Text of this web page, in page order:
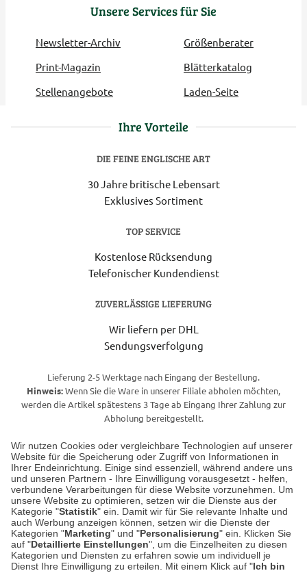
Wir nutzen Cookies oder vergleichbare Technologien auf unserer
Website für die Speicherung oder Zugriff von Informationen in
Ihrer Endeinrichtung. Einige sind essenziell, während andere uns
und unseren Partnern - Ihre Einwilligung vorausgesetzt - helfen,
verbundene Verarbeitungen für diese Website vorzunehmen. Um
unsere Website zu optimieren, setzen wir die Dienste aus der
Kategorie "Statistik" ein. Damit wir für Sie relevante Inhalte und
auch Werbung anzeigen können, setzen wir die Dienste der
Kategorien "Marketing" und "Personalisierung" ein. Klicken Sie
auf "Detaillierte Einstellungen", um die Einzelheiten zu diesen
Kategorien und Diensten zu erfahren sowie um individuell je
Dienst Ihre Einwilligung zu erteilen. Mit einem Klick auf "Ich bin
Unsere Services für Sie
Newsletter-Archiv
Größenberater
Print-Magazin
Blätterkatalog
Stellenangebote
Laden-Seite
Ihre Vorteile
DIE FEINE ENGLISCHE ART
30 Jahre britische Lebensart
Exklusives Sortiment
TOP SERVICE
Kostenlose Rücksendung
Telefonischer Kundendienst
ZUVERLÄSSIGE LIEFERUNG
Wir liefern per DHL
Sendungsverfolgung
Lieferung 2-5 Werktage nach Eingang der Bestellung.
Hinweis:Wenn Sie die Ware in unserer Filiale abholen möchten,
werden die Artikel spätestens 3 Tage ab Eingang Ihrer Zahlung zur
Abholung bereitgestellt.
Unser Geschäft in Meckenheim
Auf dem Steinbüchel 6
53340 Meckenheim
Montag bis Samstag 9:00 Uhr bis 18:00 Uhr
weitere Information